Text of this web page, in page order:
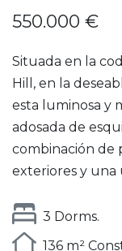
550.000 €
Situada en la
Hill, en la
esta luminosa y
adosada de
combinación de
exteriores y una
3 Dorms.
136 m²